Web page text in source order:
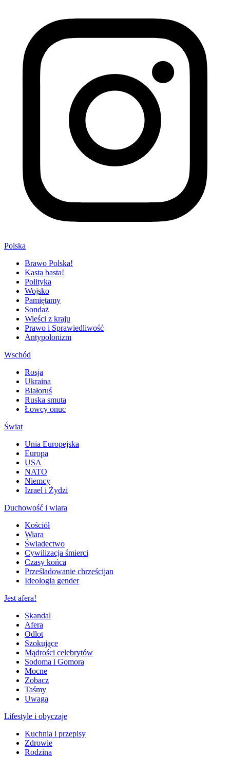
Polska
Brawo Polska!
Kasta basta!
Polityka
Wojsko
Pamiętamy
Sondaż
Wieści z kraju
Prawo i Sprawiedliwość
Antypolonizm
Wschód
Rosja
Ukraina
Białoruś
Ruska smuta
Łowcy onuc
Świat
Unia Europejska
Europa
USA
NATO
Niemcy
Izrael i Żydzi
Duchowość i wiara
Kościół
Wiara
Świadectwo
Cywilizacja śmierci
Czasy końca
Prześladowanie chrześcijan
Ideologia gender
Jest afera!
Skandal
Afera
Odlot
Szokujące
Mądrości celebrytów
Sodoma i Gomora
Mocne
Zobacz
Taśmy
Uwaga
Lifestyle i obyczaje
Kuchnia i przepisy
Zdrowie
Rodzina